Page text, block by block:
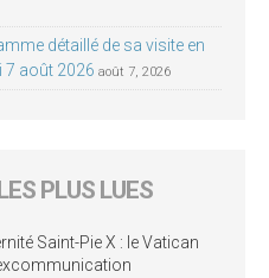
détaillé de sa visite en
7 août 2026 août 7, 2026
PLUS LUES
Saint-Pie X : le Vatican